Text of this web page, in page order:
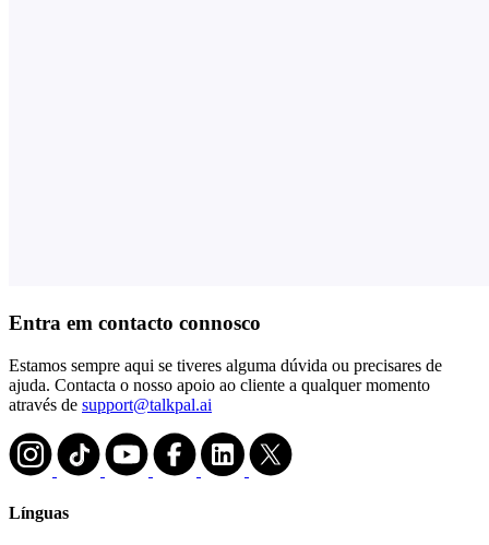
Entra em contacto connosco
Estamos sempre aqui se tiveres alguma dúvida ou precisares de
ajuda. Contacta o nosso apoio ao cliente a qualquer momento
através de support@talkpal.ai
Línguas